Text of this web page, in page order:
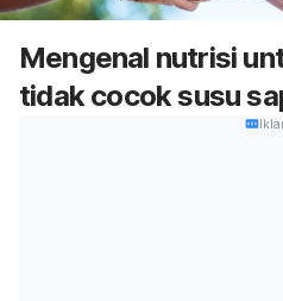
Mengenal nutrisi
tidak cocok susu